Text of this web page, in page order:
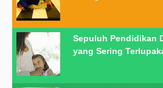
Sepuluh Pendidikan
yang Sering